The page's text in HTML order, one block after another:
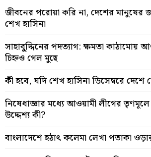
জীবনের পরোয়া করি না, দেশের মানুষের
শেখ হাসিনা
সাহাবু্দ্দিনের পদত্যাগ: ক্ষমতা কাঠামোয়
চিহ্নও গেল মুছে
কী হবে, যদি শেখ হাসিনা ডিসেম্বরে দেশে
নিষেধাজ্ঞার মধ্যে আওয়ামী লীগের
উদ্দেশ্য কী?
বাংলাদেশে হঠাৎ কলেমা লেখা পতাকা